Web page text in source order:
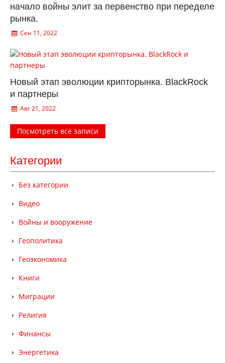
начало войны элит за первенство при переделе
рынка.
Сен 11, 2022
Новый этап эволюции крипторынка. BlackRock
и партнеры
Авг 21, 2022
Посмотреть все записи
Категории
Без категории
Видео
Войны и вооружение
Геополитика
Геоэкономика
Книги
Миграции
Религия
Финансы
Энергетика